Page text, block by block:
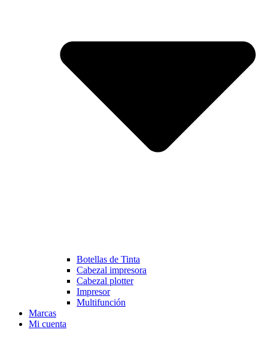
Botellas de Tinta
Cabezal impresora
Cabezal plotter
Impresor
Multifunción
Marcas
Mi cuenta